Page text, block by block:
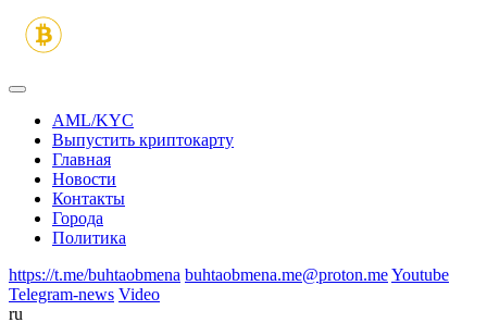
AML/KYC
Выпустить криптокарту
Главная
Новости
Контакты
Города
Политика
https://t.me/buhtaobmena buhtaobmena.me@proton.meYoutube
Telegram-news Video
ru